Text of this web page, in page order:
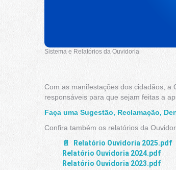
Sistema e Relatórios da Ouvidoria
Com as manifestações dos cidadãos, a
responsáveis para que sejam feitas a
Faça uma Sugestão, Reclamação,
Confira também os relatórios da
Relatório Ouvidoria 2025.pdf
Relatório Ouvidoria 2024.pdf
Relatório Ouvidoria 2023.pdf